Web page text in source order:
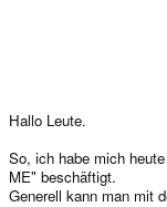
Hallo Leute.
So, ich habe mich
ME" beschäftigt.
Generell kann man mit